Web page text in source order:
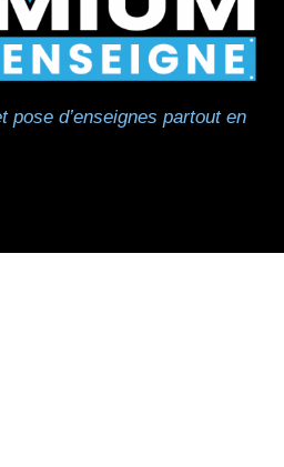
pose d’enseignes partout en